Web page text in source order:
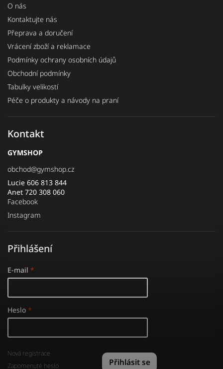
O nás
Kontaktujte nás
Přeprava a doručení
Vrácení zboží a reklamace
Podmínky ochrany osobních údajů
Obchodní podmínky
Tabulky velikostí
Péče o produkty a návody na praní
Kontakt
GYMSHOP
obchod@gymshop.cz
Lucie 606 813 844
Anet 720 308 060
Facebook
Instagram
Přihlášení
E-mail
Heslo
Přihlásit se
Nová registrace
Zapomenuté heslo